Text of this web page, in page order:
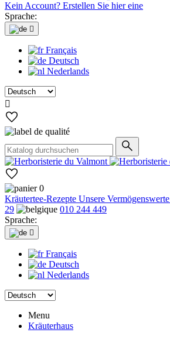
Kein Account? Erstellen Sie hier eine
Sprache:

Français
Deutsch
Nederlands

0
Kräutertee-Rezepte Unsere Vermögenswerte
29
010 244 449
Sprache:

Français
Deutsch
Nederlands
Menu
Kräuterhaus